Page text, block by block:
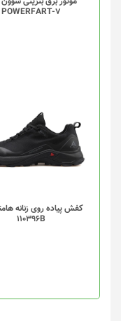
POWERFART-7
کفش پیاده روی زنانه
110396B
محصول
دارای
انواع
گزینه
ها